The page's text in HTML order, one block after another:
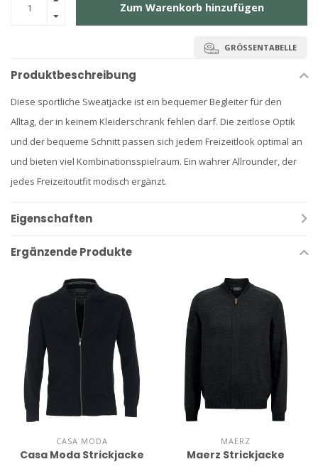
Zum Warenkorb hinzufügen
GRÖSSENTABELLE
Produktbeschreibung
Diese sportliche Sweatjacke ist ein bequemer Begleiter für den
Alltag, der in keinem Kleiderschrank fehlen darf. Die zeitlose Optik
und der bequeme Schnitt passen sich jedem Freizeitlook optimal an
und bieten viel Kombinationsspielraum. Ein wahrer Allrounder, der
jedes Freizeitoutfit modisch ergänzt.
Eigenschaften
Ergänzende Produkte
CASA MODA
Casa Moda Strickjacke
MAERZ
Maerz Strickjacke